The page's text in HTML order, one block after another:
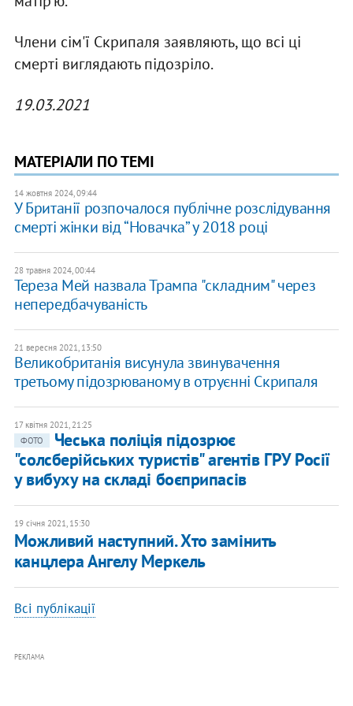
Члени сім'ї Скрипаля заявляють, що всі ці
смерті виглядають підозріло.
19.03.2021
МАТЕРІАЛИ ПО ТЕМІ
14 жовтня 2024, 09:44
У Британії розпочалося публічне розслідування
смерті жінки від “Новачка” у 2018 році
28 травня 2024, 00:44
Тереза Мей назвала Трампа "складним" через
непередбачуваність
21 вересня 2021, 13:50
Великобританія висунула звинувачення
третьому підозрюваному в отруєнні Скрипаля
17 квітня 2021, 21:25
ФОТО
Чеська поліція підозрює
"солсберійських туристів" агентів ГРУ Росії
у вибуху на складі боєприпасів
19 січня 2021, 15:30
Можливий наступний. Хто замінить
канцлера Ангелу Меркель
Всі публікації
РЕКЛАМА